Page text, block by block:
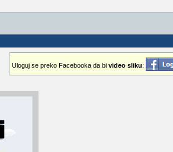
Uloguj se preko Facebooka da bi video sliku: